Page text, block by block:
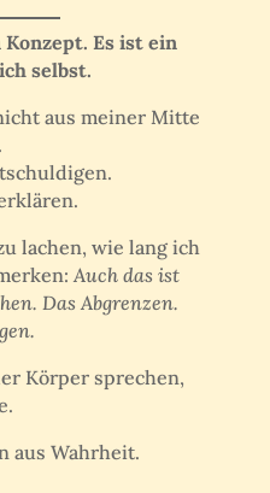
Es ist ein
selbst.
aus meiner Mitte
lachen, wie lang ich
Auch das ist
Das Abgrenzen.
Körper sprechen,
aus Wahrheit.